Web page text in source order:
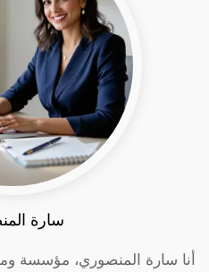
سارة
أنا سارة المنصوري، مؤسسة